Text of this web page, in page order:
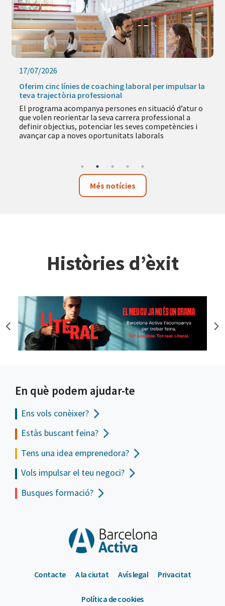
17/07/2026
Oferim cinc línies de coaching laboral per impulsar la
teva trajectòria professional
El programa acompanya persones en situació d’atur o
que volen reorientar la seva carrera professional a
definir objectius, potenciar les seves competències i
avançar cap a noves oportunitats laborals
Més notícies
Històries d’èxit
En què podem ajudar-te
Ens vols conèixer?
Estàs buscant feina?
Tens una idea emprenedora?
Vols impulsar el teu negoci?
Busques formació?
Contacte A la ciutat Avís legal Privacitat
Política de cookies